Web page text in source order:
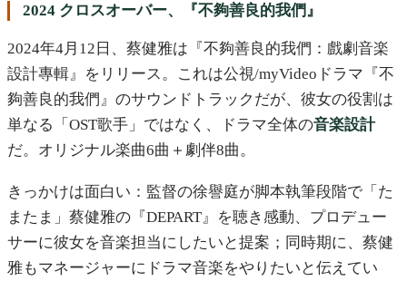
2024 クロスオーバー、『不夠善良的我們』
2024年4月12日、蔡健雅は『不夠善良的我們：戲劇音楽
設計專輯』をリリース。これは公視/myVideoドラマ『不
夠善良的我們』のサウンドトラックだが、彼女の役割は
単なる「OST歌手」ではなく、ドラマ全体の音楽設計
だ。オリジナル楽曲6曲＋劇伴8曲。
きっかけは面白い：監督の徐譽庭が脚本執筆段階で「た
またま」蔡健雅の『DEPART』を聴き感動、プロデュー
サーに彼女を音楽担当にしたいと提案；同時期に、蔡健
雅もマネージャーにドラマ音楽をやりたいと伝えてい